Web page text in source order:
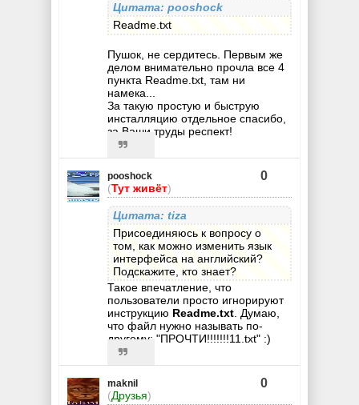
Цитата: pooshock
Readme.txt
Пушок, не сердитесь. Первым же
делом внимательно прочла все 4
пункта Readme.txt, там ни
намека...
За такую простую и быструю
инсталляцию отдельное спасибо,
за Ваши труды респект!
pooshock
(Тут живёт)
0
Цитата: tiza
Присоединяюсь к вопросу о
том, как можно изменить язык
интерфейса на английский?
Подскажите, кто знает?
Такое впечатление, что
пользователи просто игнорируют
инструкцию Readme.txt. Думаю,
что файл нужно называть по-
другому: "ПРОЧТИ!!!!!!!11.txt" :)
maknil
(Друзья)
0